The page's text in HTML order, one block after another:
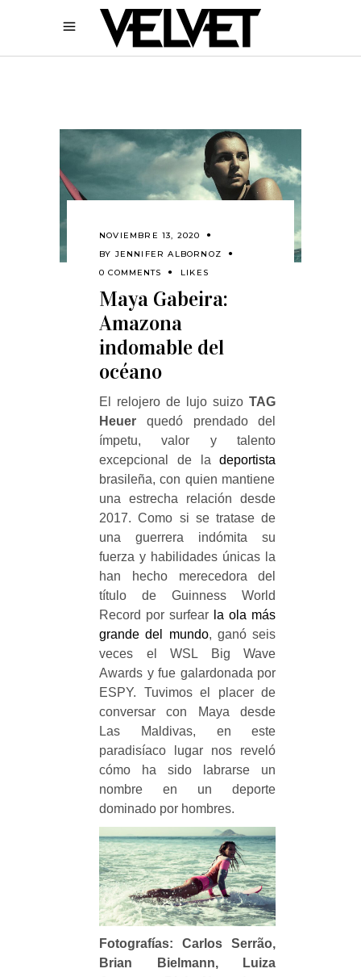
NOVIEMBRE 13, 2020
BY JENNIFER ALBORNOZ
0 COMMENTS
LIKES
Maya Gabeira:
Amazona
indomable del
océano
El relojero de lujo suizoTAG
Heuer quedó prendado del
ímpetu, valor y talento
excepcional de ladeportista
brasileña, con quien mantiene
una estrecha relación desde
2017. Como si se tratase de
una guerrera indómita su
fuerza y ​​habilidades únicas la
han hecho merecedora del
título de Guinness World
Record por surfear la ola más
grande del mundo, ganó seis
veces el WSL Big Wave
Awards y fue galardonada por
ESPY. Tuvimos el placer de
conversar con Maya desde
Las Maldivas, en este
paradisíaco lugar nos reveló
cómo ha sido labrarse un
nombre en un deporte
dominado por hombres.
Fotografías: Carlos Serrão,
Brian Bielmann, Luiza